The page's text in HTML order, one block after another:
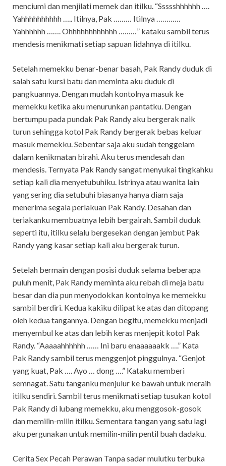
menciumi dan menjilati memek dan itilku. “Ssssshhhhhh ….
Yahhhhhhhhhh ….. Itilnya, Pak ……… Itilnya …………
Yahhhhhh ……. Ohhhhhhhhhhhh ………” kataku sambil terus
mendesis menikmati setiap sapuan lidahnya di itilku.
Setelah memekku benar-benar basah, Pak Randy duduk di
salah satu kursi batu dan meminta aku duduk di
pangkuannya. Dengan mudah kontolnya masuk ke
memekku ketika aku menurunkan pantatku. Dengan
bertumpu pada pundak Pak Randy aku bergerak naik
turun sehingga kotol Pak Randy bergerak bebas keluar
masuk memekku. Sebentar saja aku sudah tenggelam
dalam kenikmatan birahi. Aku terus mendesah dan
mendesis. Ternyata Pak Randy sangat menyukai tingkahku
setiap kali dia menyetubuhiku. Istrinya atau wanita lain
yang sering dia setubuhi biasanya hanya diam saja
menerima segala perlakuan Pak Randy. Desahan dan
teriakanku membuatnya lebih bergairah. Sambil duduk
seperti itu, itilku selalu bergesekan dengan jembut Pak
Randy yang kasar setiap kali aku bergerak turun.
Setelah bermain dengan posisi duduk selama beberapa
puluh menit, Pak Randy meminta aku rebah di meja batu
besar dan dia pun menyodokkan kontolnya ke memekku
sambil berdiri. Kedua kakiku dilipat ke atas dan ditopang
oleh kedua tangannya. Dengan begitu, memekku menjadi
menyembul ke atas dan lebih keras menjepit kotol Pak
Randy. “Aaaaahhhhhh …… Ini baru enaaaaaakk ….” Kata
Pak Randy sambil terus menggenjot pinggulnya. “Genjot
yang kuat, Pak …. Ayo … dong ….” Kataku memberi
semnagat. Satu tanganku menjulur ke bawah untuk meraih
itilku sendiri. Sambil terus menikmati setiap tusukan kotol
Pak Randy di lubang memekku, aku menggosok-gosok
dan memilin-milin itilku. Sementara tangan yang satu lagi
aku pergunakan untuk memilin-milin pentil buah dadaku.
Cerita Sex Pecah Perawan Tanpa sadar mulutku terbuka